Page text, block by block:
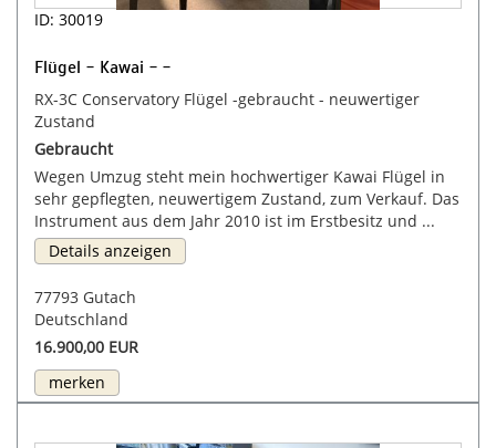
ID: 30019
Flügel - Kawai - -
RX-3C Conservatory Flügel -gebraucht - neuwertiger
Zustand
Gebraucht
Wegen Umzug steht mein hochwertiger Kawai Flügel in
sehr gepflegten, neuwertigem Zustand, zum Verkauf. Das
Instrument aus dem Jahr 2010 ist im Erstbesitz und ...
Details anzeigen
77793 Gutach
Deutschland
16.900,00 EUR
merken